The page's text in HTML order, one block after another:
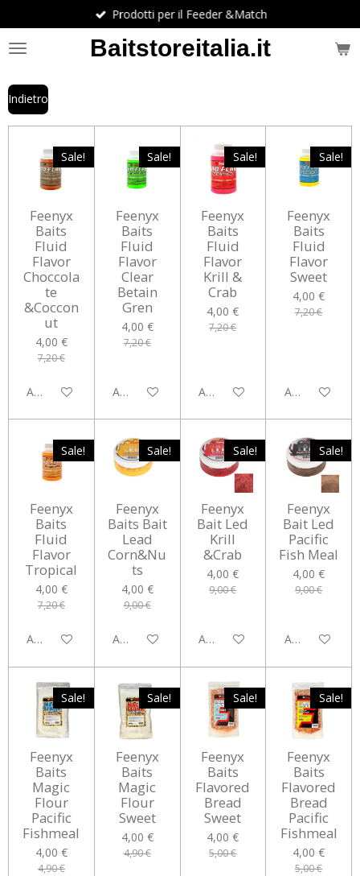
al
contenuto
Baitstoreitalia.it
Prodotti per il Feeder &Match
Indietro
Sale!
Feenyx
Baits
Fluid
Flavor
Choccola
te
&Coccon
ut
4,00 €
7,20 €
Aggiungi al carrello
Sale!
Feenyx
Baits
Fluid
Flavor
Clear
Betain
Gren
4,00 €
7,20 €
Aggiungi al carrello
Sale!
Feenyx
Baits
Fluid
Flavor
Krill &
Crab
4,00 €
7,20 €
Aggiungi al carrello
Sale!
Feenyx
Baits
Fluid
Flavor
Sweet
4,00 €
7,20 €
Aggiungi al
Sale!
Feenyx
Baits
Fluid
Flavor
Tropical
4,00 €
7,20 €
Aggiungi al carrello
Sale!
Feenyx
Baits Bait
Lead
Corn&Nu
ts
4,00 €
9,00 €
Aggiungi al carrello
Sale!
Feenyx
Bait Led
Krill
&Crab
4,00 €
9,00 €
Aggiungi al carrello
Sale!
Feenyx
Bait Led
Pacific
Fish Meal
4,00 €
9,00 €
Aggiungi al
Sale!
Feenyx
Baits
Magic
Flour
Pacific
Fishmeal
4,00 €
4,90 €
Sale!
Feenyx
Baits
Magic
Flour
Sweet
4,00 €
4,90 €
Sale!
Feenyx
Baits
Flavored
Bread
Sweet
4,00 €
5,00 €
Sale!
Feenyx
Baits
Flavored
Bread
Pacific
Fishmeal
4,00 €
5,00 €